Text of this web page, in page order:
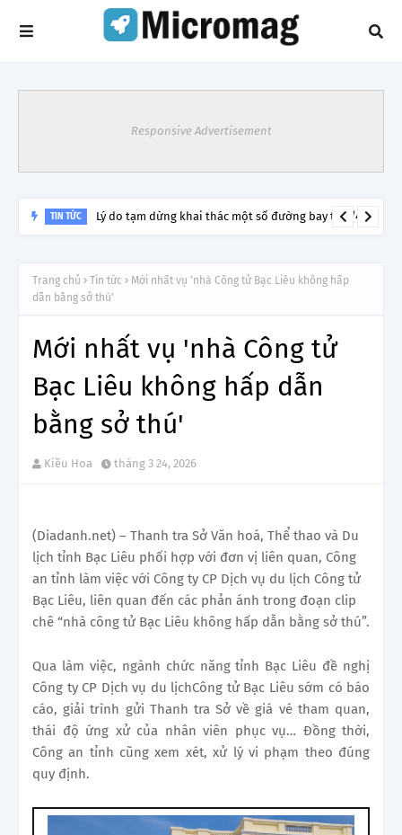
Responsive Advertisement
TIN TỨC Lý do tạm dừng khai thác một số đường bay từ 1/4
Trang chủ Tin tức
Mới nhất vụ 'nhà Công tử Bạc Liêu không hấp
dẫn bằng sở thú'
Mới nhất vụ 'nhà Công tử
Bạc Liêu không hấp dẫn
bằng sở thú'
Kiều Hoa tháng 3 24, 2026
(Diadanh.net) – Thanh tra Sở Văn hoá, Thể thao và Du
lịch tỉnh Bạc Liêu phối hợp với đơn vị liên quan, Công
an tỉnh làm việc với Công ty CP Dịch vụ du lịch Công tử
Bạc Liêu, liên quan đến các phản ánh trong đoạn clip
chê “nhà công tử Bạc Liêu không hấp dẫn bằng sở thú”.
Qua làm việc, ngành chức năng tỉnh Bạc Liêu đề nghị
Công ty CP Dịch vụ du lịchCông tử Bạc Liêu sớm có báo
cáo, giải trình gửi Thanh tra Sở về giá vé tham quan,
thái độ ứng xử của nhân viên phục vụ… Đồng thời,
Công an tỉnh cũng xem xét, xử lý vi phạm theo đúng
quy định.